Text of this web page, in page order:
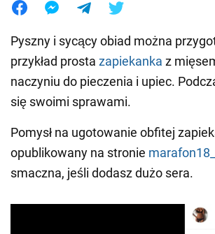
Pyszny i sycący obiad można
przykład prosta zapiekanka z
naczyniu do pieczenia i upiec.
się swoimi sprawami.
Pomysł na ugotowanie obfitej
opublikowany na stronie
smaczna, jeśli dodasz dużo sera.